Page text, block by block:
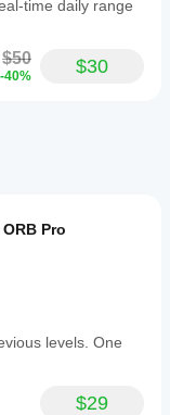
time daily range
$50
-40% $30
Pro
levels. One
$29